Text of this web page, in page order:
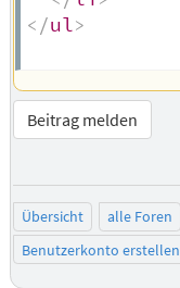
</ul>
Beitrag melden
Übersicht alle Foren
Benutzerkonto erstellen